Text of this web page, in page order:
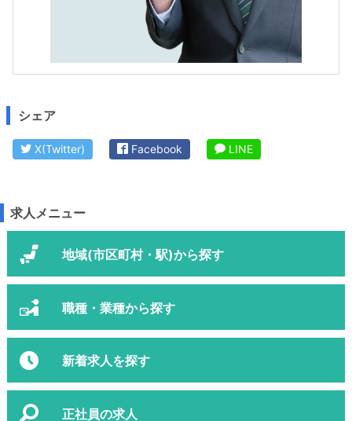
シェア
X(Twitter) Facebook LINE
求人メニュー
地域(市区町村・駅)から探す
職種・業種から探す
新着求人を探す
正社員の求人